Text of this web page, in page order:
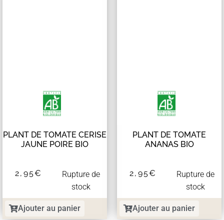
PLANT DE TOMATE CERISE
JAUNE POIRE BIO
2,95€
Rupture de
stock
Ajouter au panier
PLANT DE TOMATE
ANANAS BIO
2,95€
Rupture de
stock
Ajouter au panier